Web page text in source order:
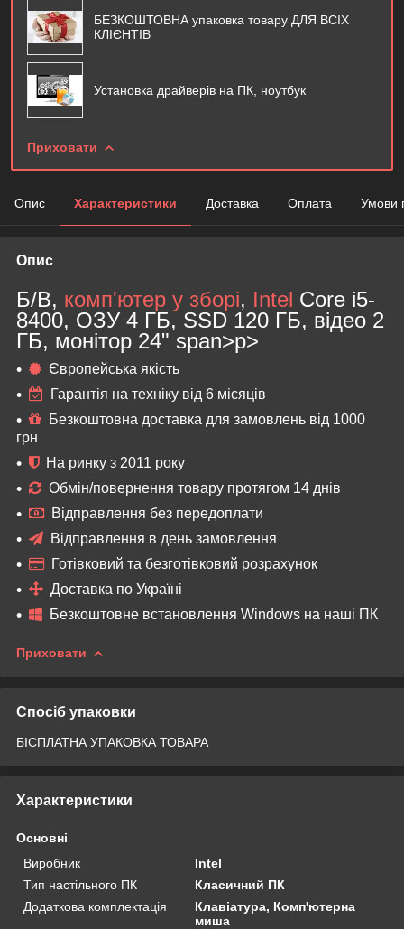
БЕЗКОШТОВНА упаковка товару ДЛЯ ВСІХ
КЛІЄНТІВ
Установка драйверів на ПК, ноутбук
Приховати
Опис Характеристики Доставка Оплата Умови
Опис
Б/В, комп'ютер у зборі, Intel Core i5-
8400, ОЗУ 4 ГБ, SSD 120 ГБ, відео 2
ГБ, монітор 24" span>p>
Європейська якість
Гарантія на техніку від 6 місяців
Безкоштовна доставка для замовлень від 1000
грн
На ринку з 2011 року
Обмін/повернення товару протягом 14 днів
Відправлення без передоплати
Відправлення в день замовлення
Готівковий та безготівковий розрахунок
Доставка по Україні
Безкоштовне встановлення Windows на наші ПК
Приховати
Спосіб упаковки
БІСПЛАТНА УПАКОВКА ТОВАРА
Характеристики
Основні
Виробник
Intel
Тип настільного ПК
Класичний ПК
Додаткова комплектація
Клавіатура, Комп'ютерна
миша